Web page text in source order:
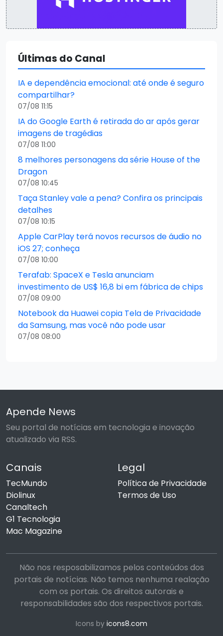
Últimas do Canal
IA e dependência emocional: até onde é seguro
compartilhar?
07/08 11:15
IA do Google Earth é retirada do ar após gerar
imagens de tragédias
07/08 11:00
8 melhores personagens da série House of the
Dragon
07/08 10:45
Taça Stanley vale a pena? Confira os principais
detalhes
07/08 10:15
Apple CarPlay terá novos recursos de áudio no
iOS 27; conheça
07/08 10:00
Terafab: SpaceX e Tesla anunciam
investimento de US$ 16,8 bi em fábrica de chips
07/08 09:00
Notebook da Huawei copia Tela de Privacidade
da Samsung, mas você não pode usar
07/08 08:00
Apende News
Seu portal de notícias em tecnologia e inovação
atualizado via RSS.
Canais
TecMundo
Diolinux
Canaltech
G1 Tecnologia
Mac Magazine
Legal
Política de Privacidade
Termos de Uso
Não nos resposabilizamos pelos conteúdos dos
portais de notícias. Não temos nenhuma realação
com os portais. Os direitos autorais e
responsabilidades são dos respectivos portais.
Icons by icons8.com